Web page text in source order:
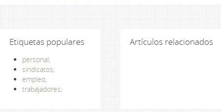
Etiquetas populares
personal;
sindicatos;
empleo;
trabajadores;
Artículos relacionados